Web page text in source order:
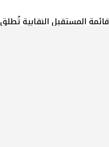
قائمة المستقبل النقابية تُطلق